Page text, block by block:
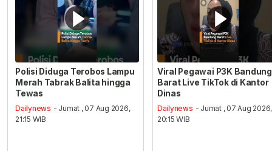
Polisi Diduga Terobos Lampu
Merah Tabrak Balita hingga
Tewas
Dailynews - Jumat , 07 Aug 2026,
21:15 WIB
Viral Pegawai P3K Bandung
Barat Live TikTok di Kantor
Dinas
Dailynews - Jumat , 07 Aug 2026,
20:15 WIB